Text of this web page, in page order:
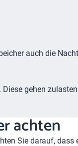
auch die
gehen
achten
Sie darauf, dass